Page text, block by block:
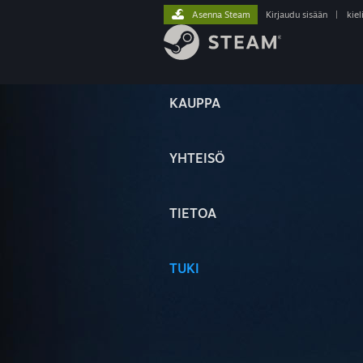
KAUPPA
YHTEISÖ
TIETOA
TUKI
Asenna Steam Kirjaudu sisään kieli